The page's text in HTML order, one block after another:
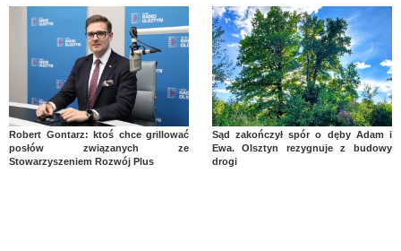
Robert Gontarz: ktoś chce grillować
posłów związanych ze
Stowarzyszeniem Rozwój Plus
Sąd zakończył spór o dęby Adam i
Ewa. Olsztyn rezygnuje z budowy
drogi